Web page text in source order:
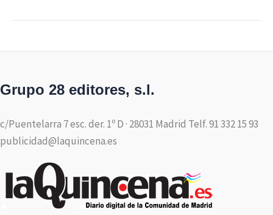
Grupo 28 editores, s.l.
c/Puentelarra 7 esc. der. 1º D · 28031 Madrid Telf. 91 332 15 93
publicidad@laquincena.es